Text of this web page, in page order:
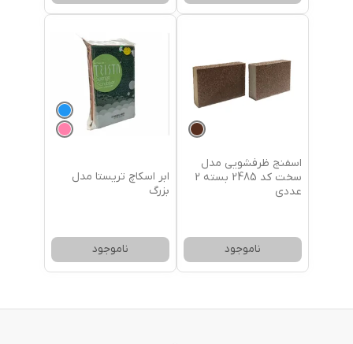
اسفنج ظرفشویی مدل
سخت کد 2485 بسته 2
عددی
ناموجود
ابر اسکاچ تریستا مدل
بزرگ
ناموجود